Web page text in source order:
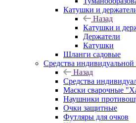
Катушки и
Назад
Катушки и
Держатели
Катушки
Шланги садовые
Средства
Назад
Средства
Маски сварочные
Наушники
Очки защитные
Футляры для очков